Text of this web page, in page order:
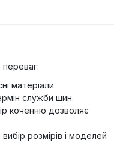
матеріали
служби шин.
коченню дозволяє
розмірів і моделей